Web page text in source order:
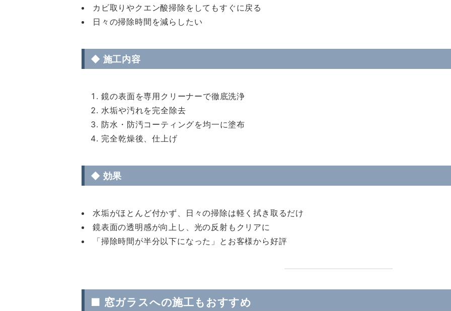
カビ取りやクエン酸掃除をしてもすぐに戻る
日々の掃除時間を減らしたい
◆ 施工内容
鏡の表面を専用クリーナーで徹底洗浄
水垢や汚れを完全除去
防水・防汚コーティングを均一に塗布
完全乾燥後、仕上げ
◆ 効果
水垢がほとんど付かず、日々の掃除は軽く拭き取るだけ
鏡表面の透明感が向上し、光の反射もクリアに
「掃除時間が半分以下になった」とお客様から好評
■ 窓ガラスへの施工もおすすめ